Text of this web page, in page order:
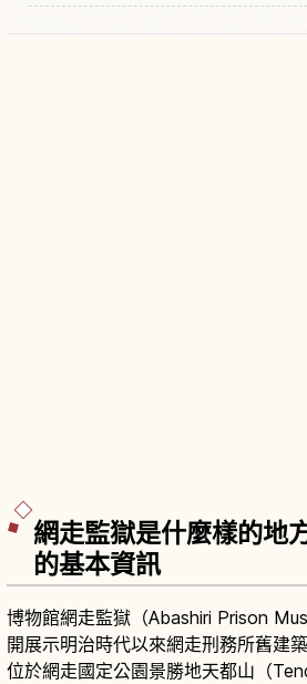
網走監獄是什麼樣的地
的基本資訊
博物館網走監獄（Abashiri Prison
開展示明治時代以來網走刑務所舊建
位於網走國定公園景勝地天都山（